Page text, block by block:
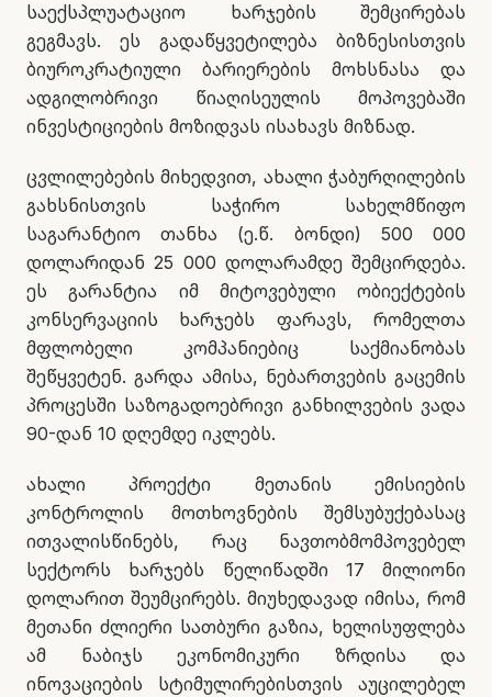
საექსპლუატაციო ხარჯების შემცირებას
გეგმავს. ეს გადაწყვეტილება ბიზნესისთვის
ბიუროკრატიული ბარიერების მოხსნასა და
ადგილობრივი წიაღისეულის მოპოვებაში
ინვესტიციების მოზიდვას ისახავს მიზნად.
ცვლილებების მიხედვით, ახალი ჭაბურღილების
გახსნისთვის საჭირო სახელმწიფო
საგარანტიო თანხა (ე.წ. ბონდი) 500 000
დოლარიდან 25 000 დოლარამდე შემცირდება.
ეს გარანტია იმ მიტოვებული ობიექტების
კონსერვაციის ხარჯებს ფარავს, რომელთა
მფლობელი კომპანიებიც საქმიანობას
შეწყვეტენ. გარდა ამისა, ნებართვების გაცემის
პროცესში საზოგადოებრივი განხილვების ვადა
90-დან 10 დღემდე იკლებს.
ახალი პროექტი მეთანის ემისიების
კონტროლის მოთხოვნების შემსუბუქებასაც
ითვალისწინებს, რაც ნავთობმომპოვებელ
სექტორს ხარჯებს წელიწადში 17 მილიონი
დოლარით შეუმცირებს. მიუხედავად იმისა, რომ
მეთანი ძლიერი სათბური გაზია, ხელისუფლება
ამ ნაბიჯს ეკონომიკური ზრდისა და
ინოვაციების სტიმულირებისთვის აუცილებელ